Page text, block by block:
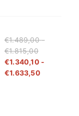
€1.489,00 -
€1.815,00
€1.489,00
tot
€1.815,00
€1.340,10 -
€1.633,50
€1.340,10
€1.633,50